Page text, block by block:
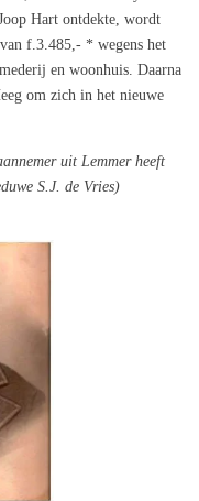
Hart ontdekte, wordt
f.3.485,- * wegens het
en woonhuis. Daarna
om zich in het nieuwe
uit Lemmer heeft
S.J. de Vries)